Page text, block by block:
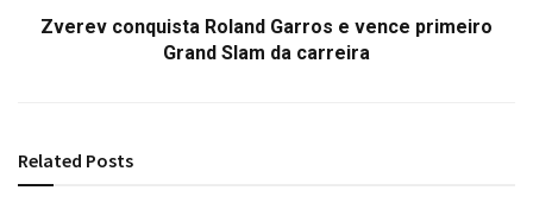
Zverev conquista Roland Garros e vence primeiro
Grand Slam da carreira
Related Posts